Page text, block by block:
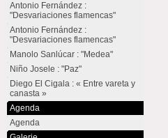
Antonio Fernández :
"Desvariaciones flamencas"
Antonio Fernández :
"Desvariaciones flamencas"
Manolo Sanlúcar : "Medea"
Niño Josele : "Paz"
Diego El Cigala : « Entre vareta y
canasta »
Agenda
Agenda